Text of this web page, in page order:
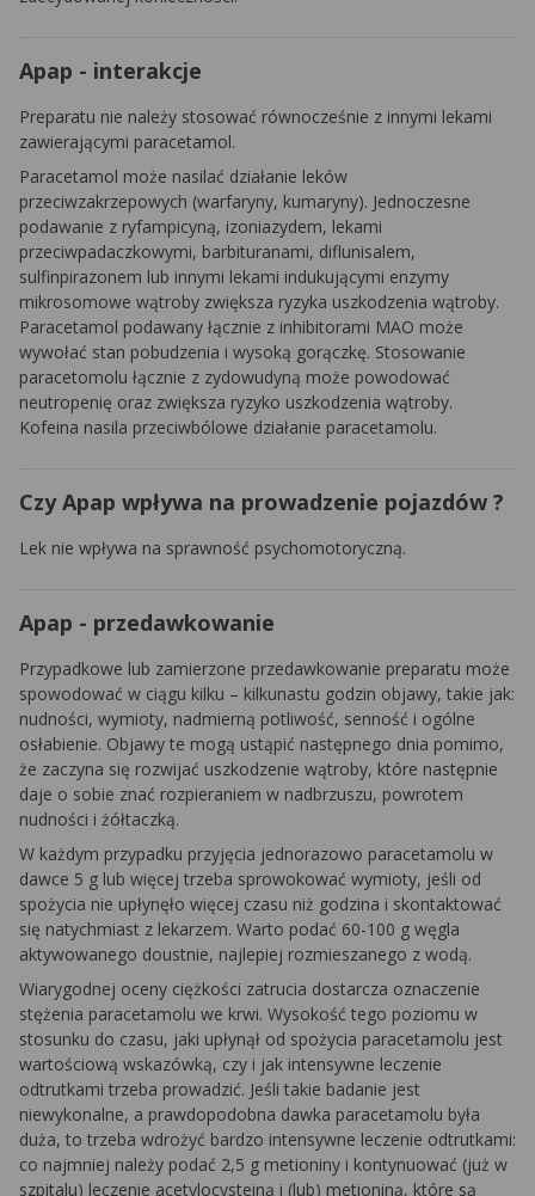
Apap - interakcje
Preparatu nie należy stosować równocześnie z innymi lekami
zawierającymi paracetamol.
Paracetamol może nasilać działanie leków
przeciwzakrzepowych (warfaryny, kumaryny). Jednoczesne
podawanie z ryfampicyną, izoniazydem, lekami
przeciwpadaczkowymi, barbituranami, diflunisalem,
sulfinpirazonem lub innymi lekami indukującymi enzymy
mikrosomowe wątroby zwiększa ryzyka uszkodzenia wątroby.
Paracetamol podawany łącznie z inhibitorami MAO może
wywołać stan pobudzenia i wysoką gorączkę. Stosowanie
paracetomolu łącznie z zydowudyną może powodować
neutropenię oraz zwiększa ryzyko uszkodzenia wątroby.
Kofeina nasila przeciwbólowe działanie paracetamolu.
Czy Apap wpływa na prowadzenie pojazdów ?
Lek nie wpływa na sprawność psychomotoryczną.
Apap - przedawkowanie
Przypadkowe lub zamierzone przedawkowanie preparatu może
spowodować w ciągu kilku – kilkunastu godzin objawy, takie jak:
nudności, wymioty, nadmierną potliwość, senność i ogólne
osłabienie. Objawy te mogą ustąpić następnego dnia pomimo,
że zaczyna się rozwijać uszkodzenie wątroby, które następnie
daje o sobie znać rozpieraniem w nadbrzuszu, powrotem
nudności i żółtaczką.
W każdym przypadku przyjęcia jednorazowo paracetamolu w
dawce 5 g lub więcej trzeba sprowokować wymioty, jeśli od
spożycia nie upłynęło więcej czasu niż godzina i skontaktować
się natychmiast z lekarzem. Warto podać 60-100 g węgla
aktywowanego doustnie, najlepiej rozmieszanego z wodą.
Wiarygodnej oceny ciężkości zatrucia dostarcza oznaczenie
stężenia paracetamolu we krwi. Wysokość tego poziomu w
stosunku do czasu, jaki upłynął od spożycia paracetamolu jest
wartościową wskazówką, czy i jak intensywne leczenie
odtrutkami trzeba prowadzić. Jeśli takie badanie jest
niewykonalne, a prawdopodobna dawka paracetamolu była
duża, to trzeba wdrożyć bardzo intensywne leczenie odtrutkami:
co najmniej należy podać 2,5 g metioniny i kontynuować (już w
szpitalu) leczenie acetylocysteiną i (lub) metioniną, które są